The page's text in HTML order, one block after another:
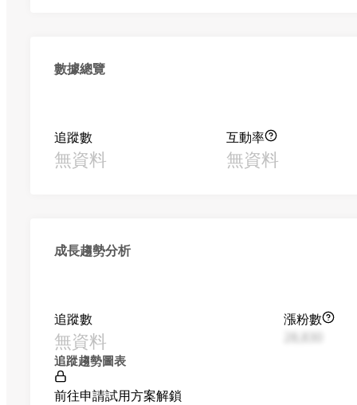
數據總覽
追蹤數
無資料
互動率
無資料
成長趨勢分析
追蹤數
無資料
漲粉數
追蹤趨勢圖表
前往申請試用方案解鎖